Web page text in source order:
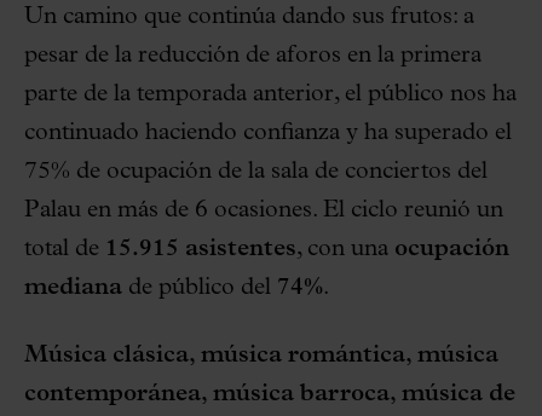
Un camino que continúa dando sus frutos: a
pesar de la reducción de aforos en la primera
parte de la temporada anterior, el público nos ha
continuado haciendo confianza y ha superado el
75% de ocupación de la sala de conciertos del
Palau en más de 6 ocasiones. El ciclo reunió un
total de 15.915 asistentes, con una ocupación
mediana de público del 74%.
Música clásica, música romántica, música
contemporánea, música barroca, música de